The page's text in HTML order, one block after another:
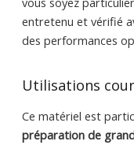
entretenu et vérifié
des performances
Utilisations
Ce matériel est
préparation de